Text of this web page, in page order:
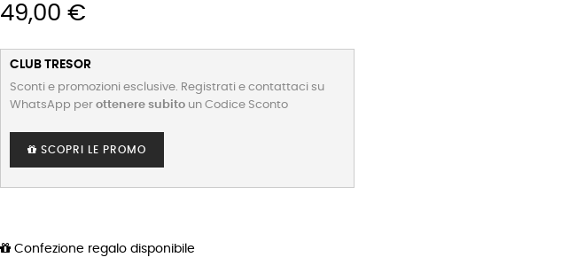
49,00 €
CLUB TRESOR
Sconti e promozioni esclusive. Registrati e contattaci su
WhatsApp per ottenere subito un Codice Sconto
SCOPRI LE PROMO
Confezione regalo disponibile